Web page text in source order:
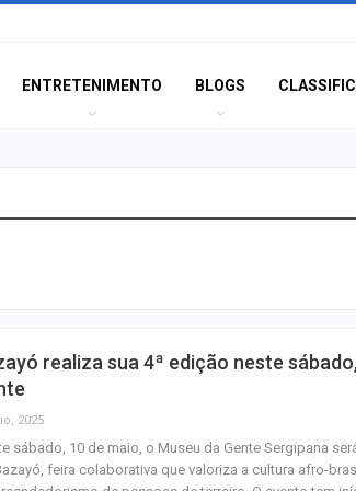
ENTRETENIMENTO BLOGS
realiza sua 4ª edição neste
2025
sábado, 10 de maio, o Museu da Gente Sergipana
feira colaborativa que valoriza a cultura afro-